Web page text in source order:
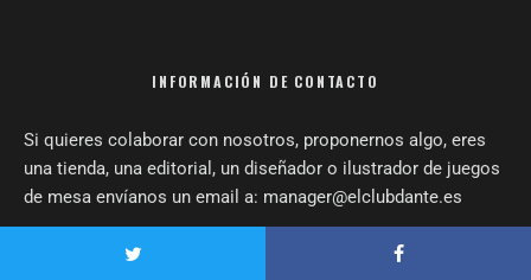
INFORMACIÓN DE CONTACTO
Si quieres colaborar con nosotros, proponernos algo, eres
una tienda, una editorial, un diseñador o ilustrador de juegos
de mesa envíanos un email a: manager@elclubdante.es